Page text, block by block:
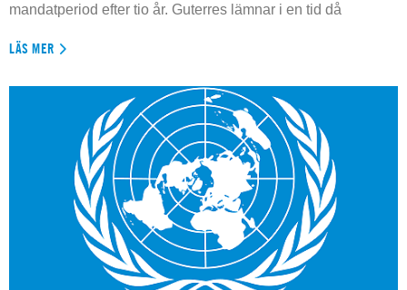
mandatperiod efter tio år. Guterres lämnar i en tid då
LÄS MER